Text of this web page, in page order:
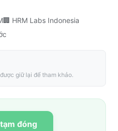
🏢 HRM Labs Indonesia
giữ lại để tham khảo.
đóng